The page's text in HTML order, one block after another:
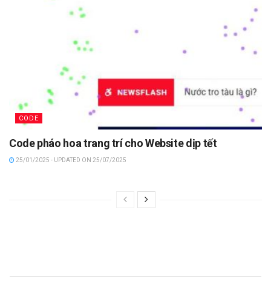
CODE
Code pháo hoa trang trí cho Website dịp tết
25/01/2025 - UPDATED ON 25/07/2025